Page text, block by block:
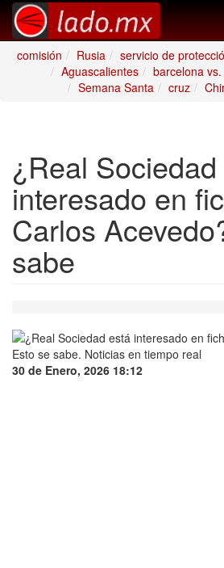
comisión
Rusia servicio de
Aguascalientes
barcelona
Semana Santa
cruz
¿Real
interesado en
Carlos
sabe
30 de Enero, 2026 18:12